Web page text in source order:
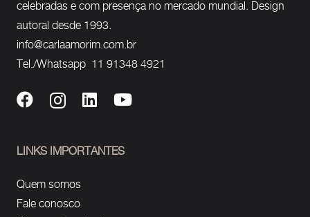
celebradas e com presença no mercado mundial. Design
autoral desde 1993.
info@carlaamorim.com.br
Tel./Whatsapp 11 91348 4921
LINKS IMPORTANTES
Quem somos
Fale conosco